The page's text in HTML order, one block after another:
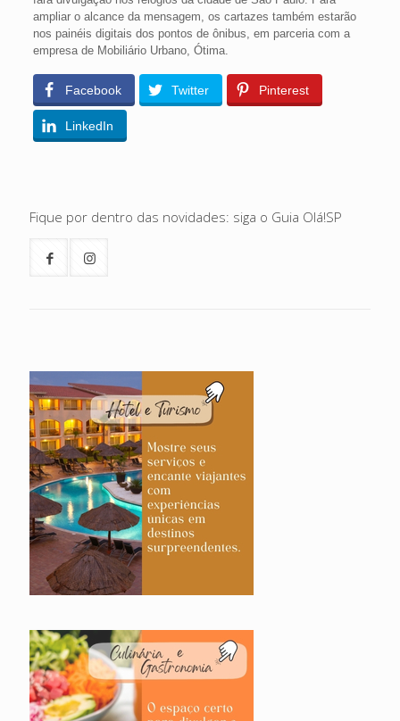
ampliar o alcance da mensagem, os cartazes também estarão
nos painéis digitais dos pontos de ônibus, em parceria com a
empresa de Mobiliário Urbano, Ótima.
Facebook Twitter Pinterest
LinkedIn
Fique por dentro das novidades: siga o Guia Olá!SP